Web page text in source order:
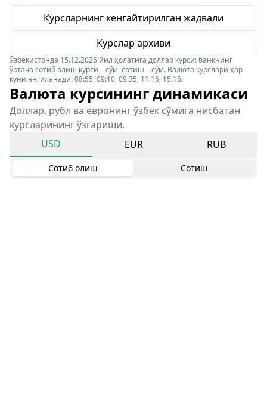
Курсларнинг кенгайтирилган жадвали
Курслар архиви
Ўзбекистонда 15.12.2025 йил ҳолатига доллар курси: банкнинг
ўртача сотиб олиш курси – сўм, сотиш – сўм. Валюта курслари ҳар
куни янгиланади: 08:55, 09:10, 09:35, 11:15, 15:15.
Валюта курсининг динамикаси
Доллар, рубл ва евронинг ўзбек сўмига нисбатан
курсларининг ўзгариши.
USD
EUR RUB
Сотиб олиш Сотиш